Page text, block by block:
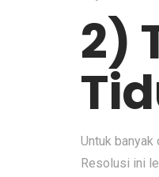
2)
Untuk
Resolusi ini